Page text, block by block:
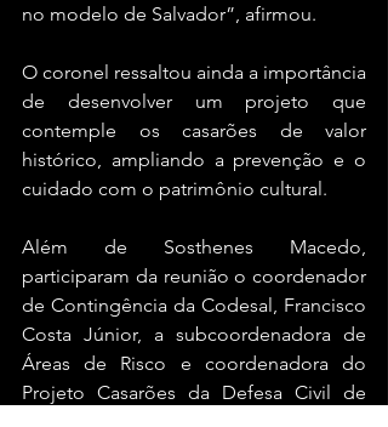
no modelo de Salvador”, afirmou.
O coronel ressaltou ainda a importância
de desenvolver um projeto que
contemple os casarões de valor
histórico, ampliando a prevenção e o
cuidado com o patrimônio cultural.
Além de Sosthenes Macedo,
participaram da reunião o coordenador
de Contingência da Codesal, Francisco
Costa Júnior, a subcoordenadora de
Áreas de Risco e coordenadora do
Projeto Casarões da Defesa Civil de